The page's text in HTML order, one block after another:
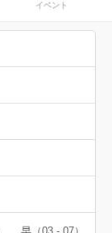
イベント
早（03 - 07）